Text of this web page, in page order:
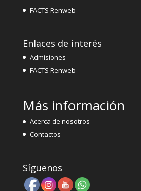
FACTS Renweb
Enlaces de interés
Admisiones
FACTS Renweb
Más información
Acerca de nosotros
Contactos
Síguenos